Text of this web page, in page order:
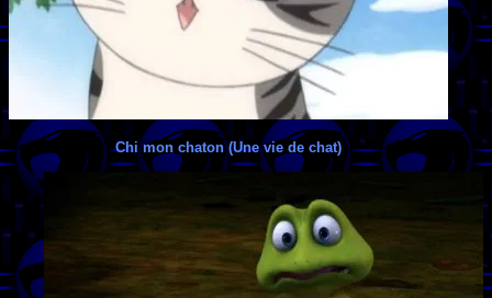
Chi mon chaton (Une vie de chat)